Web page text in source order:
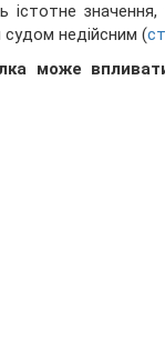
істотне
недійсним (
може